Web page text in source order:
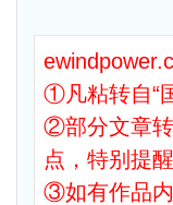
①凡粘转自“
②部分文章
点，特别提
③如有作品